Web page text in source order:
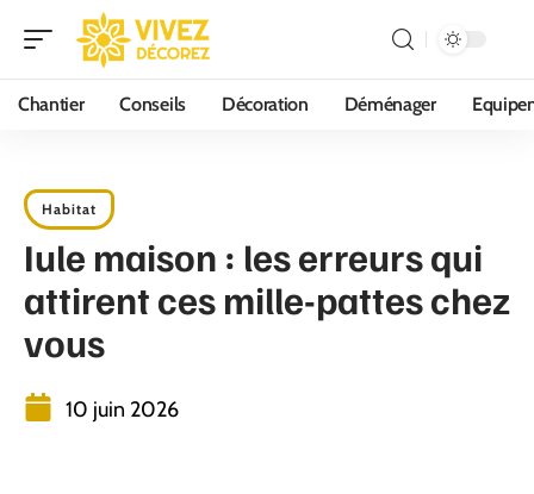
Chantier Conseils Décoration Déménager
Habitat
Iule maison : les erreurs qui
attirent ces mille-pattes chez
vous
10 juin 2026